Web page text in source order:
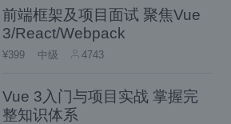
前端框架及项目面试 聚焦Vue
3/React/Webpack
¥399 中级 4743
Vue 3入门与项目实战 掌握完
整知识体系